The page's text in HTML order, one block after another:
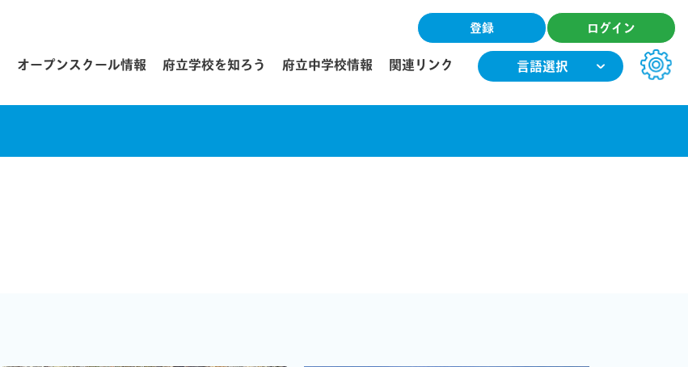
登録 ログイン
オープンスクール情報 府立学校を知ろう 府立中学校情報 関連リンク 言語選択